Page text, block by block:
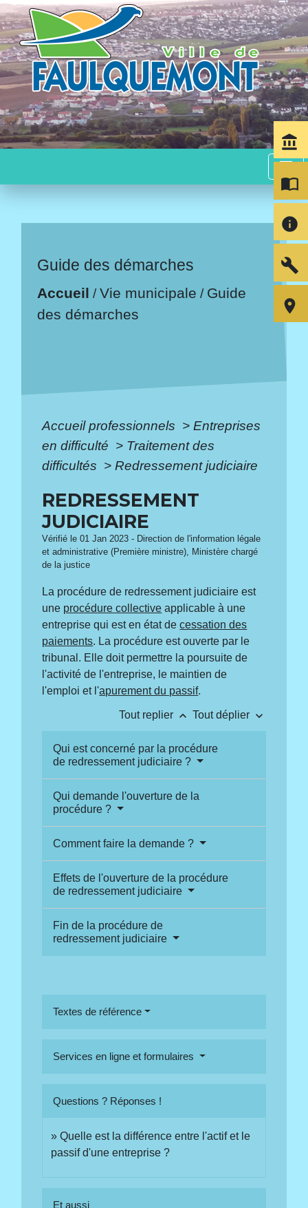
menu
Guide des démarches
Accueil /Vie municipale / Guide
des démarches
Accueil professionnels > Entreprises
en difficulté > Traitement des
difficultés > Redressement judiciaire
REDRESSEMENT
JUDICIAIRE
Vérifié le 01 Jan 2023 - Direction de l'information légale
et administrative (Première ministre), Ministère chargé
de la justice
La procédure de redressement judiciaire est
une procédure collective applicable à une
entreprise qui est en état decessation des
paiements. La procédure est ouverte par le
tribunal. Elle doit permettre la poursuite de
l'activité de l'entreprise, le maintien de
l'emploi et l'apurement du passif.
Tout replier keyboard_arrow_up Tout déplier keyboard_arrow_down
Qui est concerné par la procédure
de redressement judiciaire ?
Qui demande l'ouverture de la
procédure ?
Comment faire la demande ?
Effets de l'ouverture de la procédure
de redressement judiciaire
Fin de la procédure de
redressement judiciaire
Textes de référence
Services en ligne et formulaires
Questions ? Réponses !
Quelle est la différence entre l'actif et le
passif d'une entreprise ?
Et aussi
account_balance
import_contacts
info
build
room